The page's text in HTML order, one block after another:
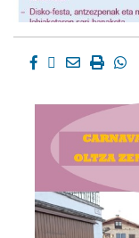
Facebook
Twitter
Email